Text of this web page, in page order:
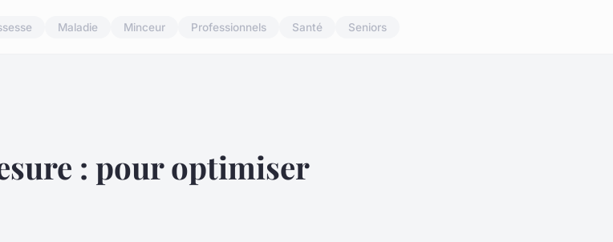
Maladie Minceur Professionnels Santé Seniors
: pour optimiser